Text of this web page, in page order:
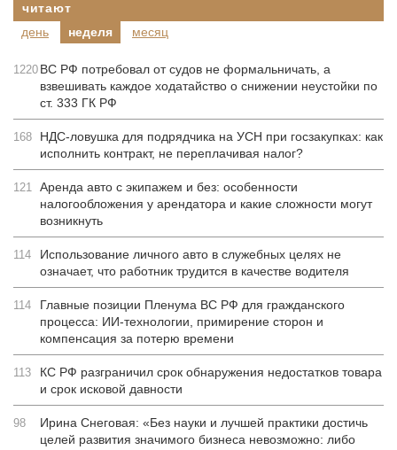
читают
день
неделя месяц
1220 ВС РФ потребовал от судов не формальничать, а
взвешивать каждое ходатайство о снижении неустойки по
ст. 333 ГК РФ
168
НДС-ловушка для подрядчика на УСН при госзакупках: как
исполнить контракт, не переплачивая налог?
121 Аренда авто с экипажем и без: особенности
налогообложения у арендатора и какие сложности могут
возникнуть
114
Использование личного авто в служебных целях не
означает, что работник трудится в качестве водителя
114
Главные позиции Пленума ВС РФ для гражданского
процесса: ИИ-технологии, примирение сторон и
компенсация за потерю времени
113
КС РФ разграничил срок обнаружения недостатков товара
и срок исковой давности
98
Ирина Снеговая: «Без науки и лучшей практики достичь
целей развития значимого бизнеса невозможно: либо